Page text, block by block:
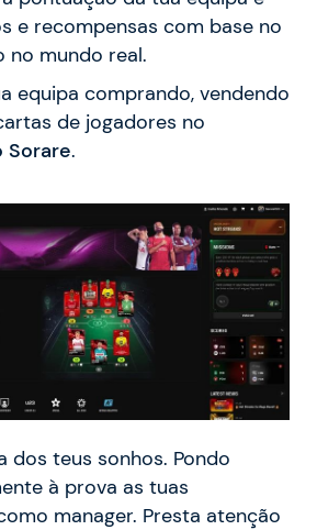
e recompensas com base no
no mundo real.
equipa comprando, vendendo
de jogadores no
Sorare.
dos teus sonhos. Pondo
à prova as tuas
manager. Presta atenção